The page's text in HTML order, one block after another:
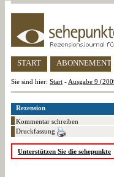
START ABONNEMENT
Sie sind hier: Start - Ausgabe 9
Rezension
Kommentar schreiben
Druckfassung
Unterstützen Sie die sehepunkte